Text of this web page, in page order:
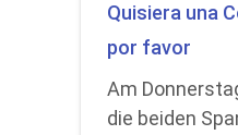
Quisiera una
por favor
Am
die beiden